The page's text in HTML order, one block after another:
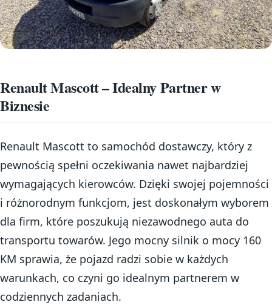
Renault Mascott – Idealny Partner w
Biznesie
Renault Mascott to samochód dostawczy, który z
pewnością spełni oczekiwania nawet najbardziej
wymagających kierowców. Dzięki swojej pojemności
i różnorodnym funkcjom, jest doskonałym wyborem
dla firm, które poszukują niezawodnego auta do
transportu towarów. Jego mocny silnik o mocy 160
KM sprawia, że pojazd radzi sobie w każdych
warunkach, co czyni go idealnym partnerem w
codziennych zadaniach.